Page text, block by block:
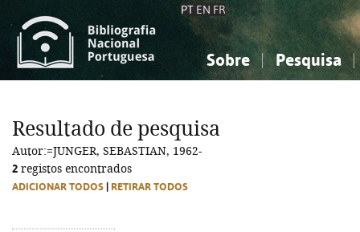
PT EN FR
Sobre Pesquisa
Ciências sociais...
Ciências sociais...
Resultado de pesquisa
Autor:=JUNGER, SEBASTIAN, 1962-
2 registos encontrados
ADICIONAR TODOS RETIRAR TODOS